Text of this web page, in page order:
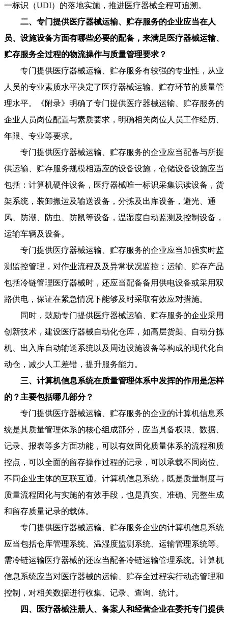
一标识（UDI）的落地实施，推进医疗器械全程可追溯。
二、专门提供医疗器械运输、贮存服务的企业应当在人
员、设施设备方面有哪些必要的配备，来满足医疗器械运输、
贮存服务全过程的物流操作与质量管理要求？
专门提供医疗器械运输、贮存服务有较强的专业性，从业
人员的专业素质水平决定了医疗器械运输、贮存环节的质量管
理水平。《附录》明确了专门提供医疗器械运输、贮存服务的
企业人员岗位配置与素质要求，明确相关岗位人员工作经历、
年限、专业等要求。
专门提供医疗器械运输、贮存服务的企业应当配备与所提
供运输、贮存服务规模相适应的设备设施，仓储设备设施应当
包括：计算机硬件设备，医疗器械唯一标识采集识读设备，货
架系统，装卸搬运及输送设备，分拣及出库设备，避光、通
风、防潮、防虫、防鼠等设备，温湿度自动监测及控制设备，
运输车辆及设备。
专门提供医疗器械运输、贮存服务的企业应当加强实时监
测监控管理，对作业流程及及异常状况监控；运输、贮存产品
包括冷链管理医疗器械时，还应当配备备用供电设备或采用双
路供电，保证在紧急情况下能够及时采取有效应对措施。
同时，鼓励专门提供医疗器械运输、贮存服务的企业采用
创新技术，建设医疗器械自动化仓库，如高层货架、自动分拣
机、出入库自动输送系统以及周边设施设备等构成的现代化自
动仓，减少人工差错，提升服务能力。
三、计算机信息系统在质量管理体系中发挥的作用是怎样
的？主要包括哪几部分？
专门提供医疗器械运输、贮存服务的企业的计算机信息系
统是其质量管理体系的核心组成部分，应当具备权限、数据、
记录、报表等多方面功能，可以有效固化质量体系的流程和质
控点，可以全面的留存操作过程的记录，可以承载不同岗位、
不同企业主体的互联互通。计算机信息系统，既是质量制度与
质量流程固化与实施的有效手段，也是真实、准确、完整生成
和留存质量记录的载体。
专门提供医疗器械运输、贮存服务企业的计算机信息系统
应当包括仓库管理系统、温湿度监测系统、运输管理系统等。
需冷链运输医疗器械的还应当配备冷链运输管理系统。计算机
信息系统应当对医疗器械的运输、贮存全过程实行动态管理和
控制，对相关数据进行收集、记录、查询、统计。
四、医疗器械注册人、备案人和经营企业在委托专门提供